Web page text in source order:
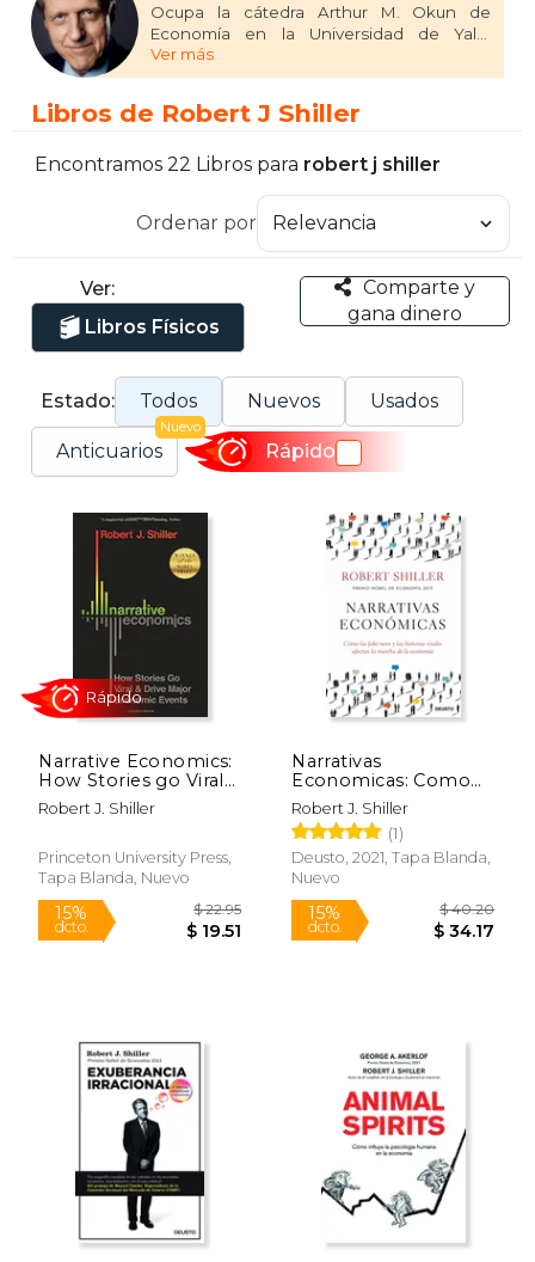
Ocupa la cátedra Arthur M. Okun de
Economía en la Universidad de Yale.
Doctor de Economía por el MIT, ha escrito
sobre mercados financieros,
innovación. Ha sido investigador asociado
desde 1980 y vicepresidente de la
presidente de la Eastern Economist
Association.
Ver más
Libros de Robert J Shiller
Encontramos 22 Libros para robert j shiller
Ordenar por
Ver:
Libros Físicos
Comparte y
gana dinero
Estado: Todos Nuevos Usados
Anticuarios
Nuevo
Rápido
Narrative Economics:
How Stories go Viral
and Drive Major
Economic Events (en
Robert J. Shiller
Princeton University Press,
Tapa Blanda, Nuevo
15%
dcto.
Narrativas
Economicas: Como
las Fake News y las
Historisa Virales
Afectan la Marcha de
la Economia
Robert J. Shiller
(1)
Deusto, 2021, Tapa Blanda,
Nuevo
15%
dcto.